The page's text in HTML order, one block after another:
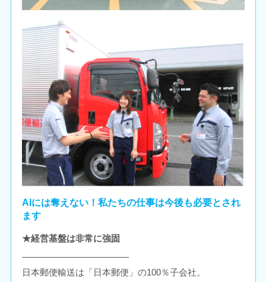
AIには奪えない！私たちの仕事は今後も必要とされ
ます
★経営基盤は非常に強固
――――――――――――
日本郵便輸送は「日本郵便」の100％子会社。